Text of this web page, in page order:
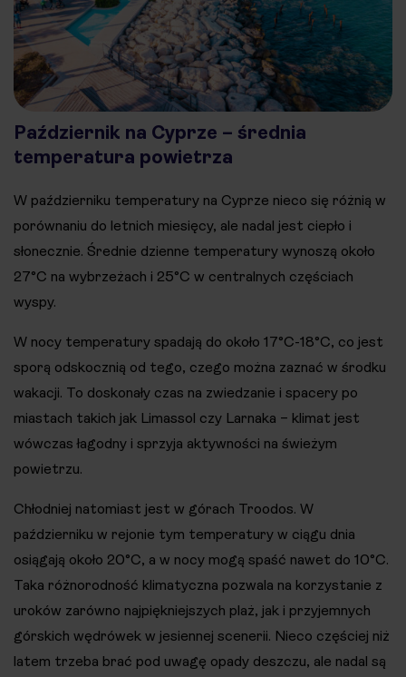
Październik na Cyprze – średnia
temperatura powietrza
W październiku temperatury na Cyprze nieco się różnią w
porównaniu do letnich miesięcy, ale nadal jest ciepło i
słonecznie. Średnie dzienne temperatury wynoszą około
27°C na wybrzeżach i 25°C w centralnych częściach
wyspy.
W nocy temperatury spadają do około 17°C-18°C, co jest
sporą odskocznią od tego, czego można zaznać w środku
wakacji. To doskonały czas na zwiedzanie i spacery po
miastach takich jak Limassol czy Larnaka – klimat jest
wówczas łagodny i sprzyja aktywności na świeżym
powietrzu.
Chłodniej natomiast jest w górach Troodos. W
październiku w rejonie tym temperatury w ciągu dnia
osiągają około 20°C, a w nocy mogą spaść nawet do 10°C.
Taka różnorodność klimatyczna pozwala na korzystanie z
uroków zarówno najpiękniejszych plaż, jak i przyjemnych
górskich wędrówek w jesiennej scenerii. Nieco częściej niż
latem trzeba brać pod uwagę opady deszczu, ale nadal są